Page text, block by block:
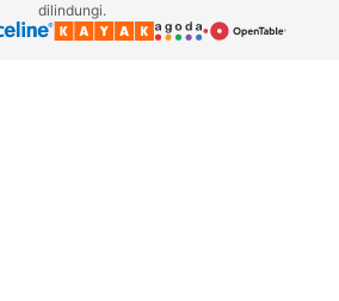
dilindungi.